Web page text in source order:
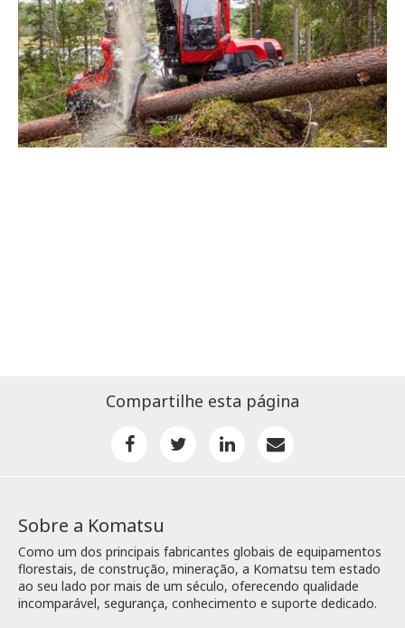
Compartilhe esta página
Sobre a Komatsu
Como um dos principais fabricantes globais de equipamentos
florestais, de construção, mineração, a Komatsu tem estado
ao seu lado por mais de um século, oferecendo qualidade
incomparável, segurança, conhecimento e suporte dedicado.